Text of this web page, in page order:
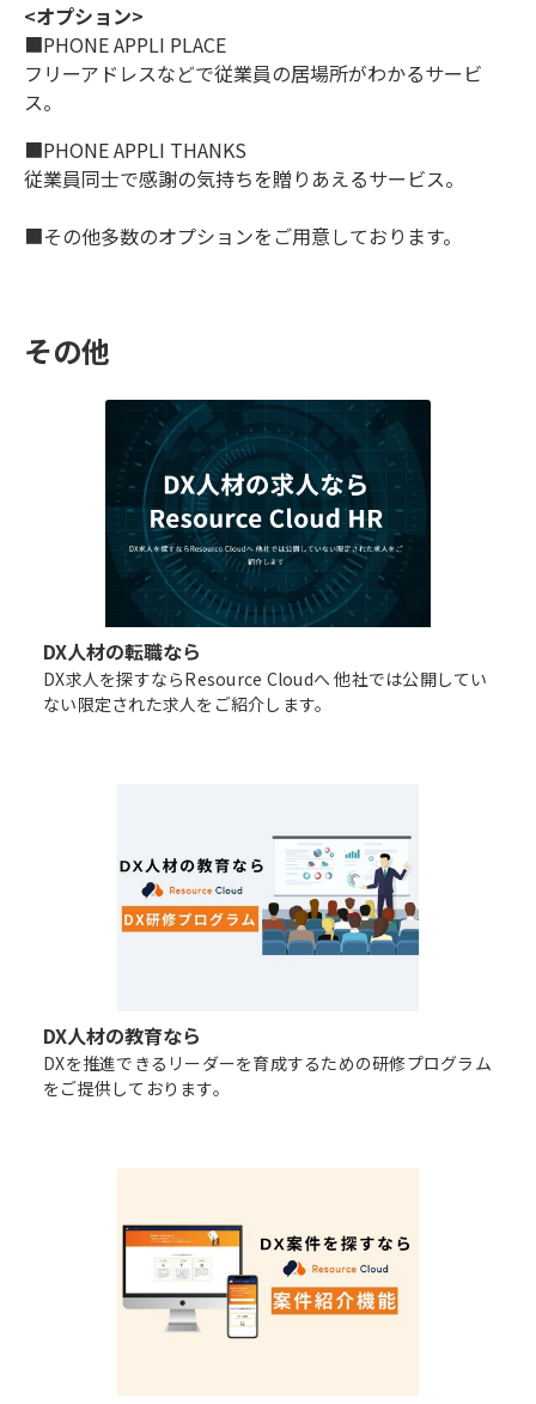
<オプション>
■PHONE APPLI PLACE
フリーアドレスなどで従業員の居場所がわかるサービ
ス。
■PHONE APPLI THANKS
従業員同士で感謝の気持ちを贈りあえるサービス。
■その他多数のオプションをご用意しております。
その他
DX人材の転職なら
DX求人を探すならResource Cloudへ 他社では公開してい
ない限定された求人をご紹介します。
DX人材の教育なら
DXを推進できるリーダーを育成するための研修プログラム
をご提供しております。